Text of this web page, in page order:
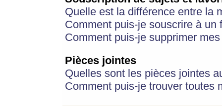
Quelle est la différence entre la
Comment puis-je souscrire à
Comment puis-je supprimer
Pièces jointes
Quelles sont les pièces jointes
Comment puis-je trouver toutes